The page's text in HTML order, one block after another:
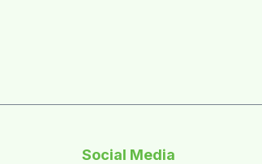
Social Media